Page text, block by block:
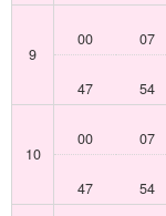
9
00 07
47 54
10
00 07
47 54